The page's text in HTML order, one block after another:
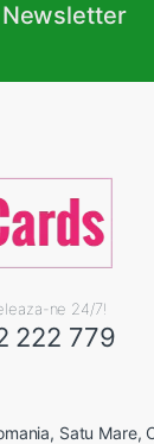
ne 24/7!
222 779
Satu Mare,